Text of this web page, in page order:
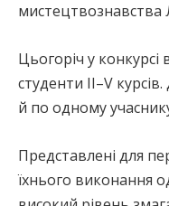
мистецтвознавства
Цьогоріч у конкурсі
студенти ІІ–V
й по одному
Представлені для
їхнього виконання